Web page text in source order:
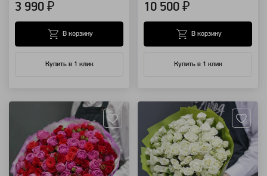
3 990 ₽
Купить в 1 клик
В корзину
10 500 ₽
Купить в 1 клик
В корзину